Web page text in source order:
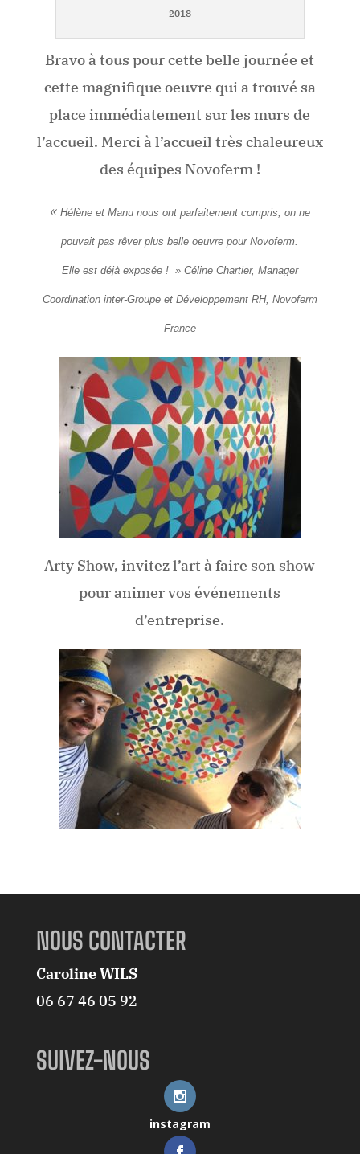
2018
Bravo à tous pour cette belle journée et
cette magnifique oeuvre qui a trouvé sa
place immédiatement sur les murs de
l’accueil. Merci à l’accueil très chaleureux
des équipes Novoferm !
« Hélène et Manu nous ont parfaitement compris, on ne
pouvait pas rêver plus belle oeuvre pour Novoferm.
Elle est déjà exposée ! » Céline Chartier, Manager
Coordination inter-Groupe et Développement RH, Novoferm
France
Arty Show, invitez l’art à faire son show
pour animer vos événements
d’entreprise.
NOUS CONTACTER
Caroline WILS
06 67 46 05 92
SUIVEZ-NOUS
instagram